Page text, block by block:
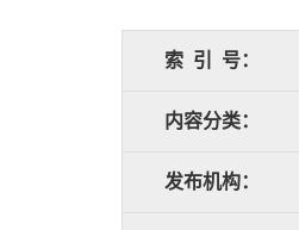
索 引 号：
内容分类：
发布机构：